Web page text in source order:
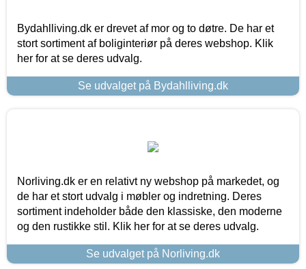
Bydahlliving.dk er drevet af mor og to døtre. De har et
stort sortiment af boliginteriør på deres webshop. Klik
her for at se deres udvalg.
Se udvalget på Bydahlliving.dk
Norliving.dk er en relativt ny webshop på markedet, og
de har et stort udvalg i møbler og indretning. Deres
sortiment indeholder både den klassiske, den moderne
og den rustikke stil. Klik her for at se deres udvalg.
Se udvalget på Norliving.dk